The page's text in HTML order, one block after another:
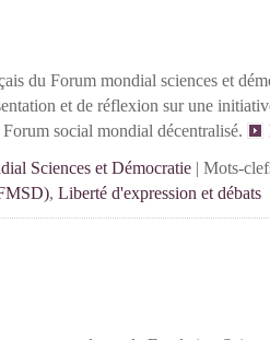
du Forum mondial sciences et
et de réflexion sur une
Forum social mondial décentralisé.
Sciences et Démocratie | Mots-
, Liberté d'expression et débats